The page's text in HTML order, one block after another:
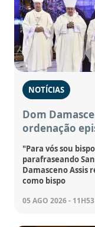
NOTÍCIAS
Dom
ordenação
"Para vós sou
parafraseando
Damasceno
como bispo
05 AGO 2026 - 11H53